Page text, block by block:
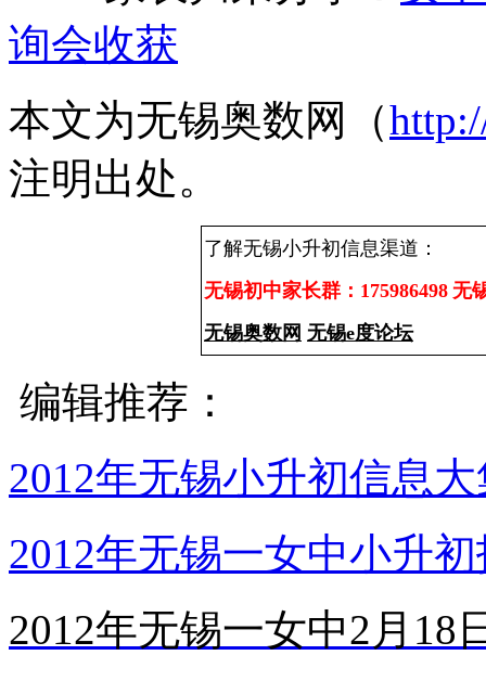
询会收获
本文为无锡奥数网（
注明出处。
了解无锡小升初信息渠道：
无锡初中家长群：175986498 无
无锡奥数网 无锡e度论坛
编辑推荐：
2012年无锡小升初信息
2012年无锡一女中小升
2012年无锡一女中2月18